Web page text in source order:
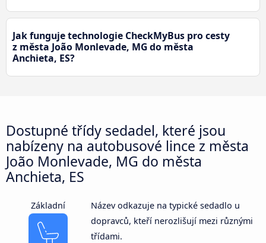
Jak funguje technologie CheckMyBus pro cesty
z města João Monlevade, MG do města
Anchieta, ES?
Dostupné třídy sedadel, které jsou
nabízeny na autobusové lince z města
João Monlevade, MG do města
Anchieta, ES
Základní
Název odkazuje na typické sedadlo u
dopravců, kteří nerozlišují mezi různými
třídami.